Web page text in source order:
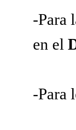
-Para
en el
-Para